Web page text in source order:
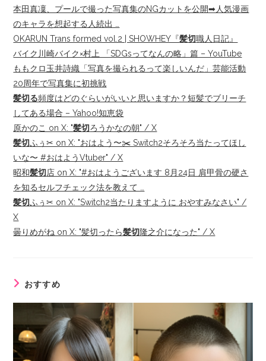
本田真凜、プールで撮った写真集のNGカットを公開➡︎人気漫画
のキャラを想起する人続出 …
OKARUN Trans formed vol.2 | SHOWHEY『髪切職人日記』
バイク川崎バイク×村上 「SDGsってなんの略」篇 – YouTube
ももクロ玉井詩織「写真を撮られるって楽しいんだ」芸能活動
20周年で写真集に初挑戦
髪切る頻度はどのぐらいがいいと思いますか？短髪でブリーチ
してある場合 – Yahoo!知恵袋
原かのこ on X: "髪切ろうかなの朝" / X
髪切ふぅ✂︎ on X: "おはよう〜✂️ Switch2そろそろ当たってほし
いな〜 #おはようVtuber" / X
昭和髪切店 on X: "#おはようございます 8月24日 肩甲骨の硬さ
を知るセルフチェック法を教えて …
髪切ふぅ✂︎ on X: "Switch2当たりますように おやすみなさい" /
X
曇りめがね on X: "髪切ったら髪切隆之介になった" / X
おすすめ